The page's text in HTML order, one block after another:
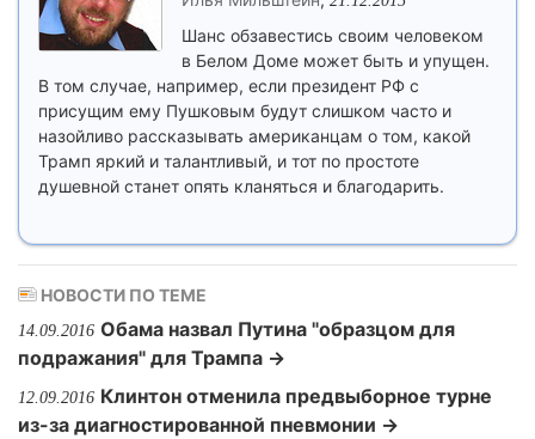
Шанс обзавестись своим человеком
в Белом Доме может быть и упущен.
В том случае, например, если президент РФ с
присущим ему Пушковым будут слишком часто и
назойливо рассказывать американцам о том, какой
Трамп яркий и талантливый, и тот по простоте
душевной станет опять кланяться и благодарить.
НОВОСТИ ПО ТЕМЕ
14.09.2016 Обама назвал Путина "образцом для
подражания" для Трампа →
12.09.2016 Клинтон отменила предвыборное турне
из-за диагностированной пневмонии →